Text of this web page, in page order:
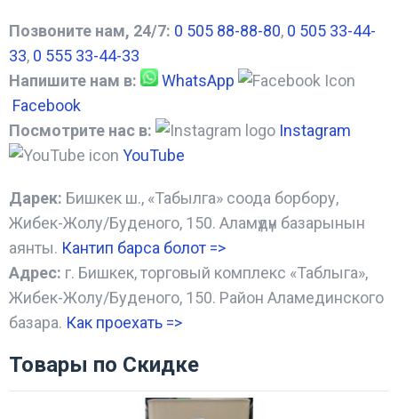
Позвоните нам, 24/7: 0 505 88-88-80, 0 505 33-44-
33, 0 555 33-44-33
Напишите нам в:
WhatsApp
Facebook
Посмотрите нас в:
Instagram
YouTube
Дарек: Бишкек ш., «Табылга» соода борбору,
Жибек-Жолу/Буденого, 150. Аламүдүн базарынын
аянты. Кантип барса болот =>
Адрес: г. Бишкек, торговый комплекс «Таблыга»,
Жибек-Жолу/Буденого, 150. Район Аламединского
базара. Как проехать =>
Товары по Скидке